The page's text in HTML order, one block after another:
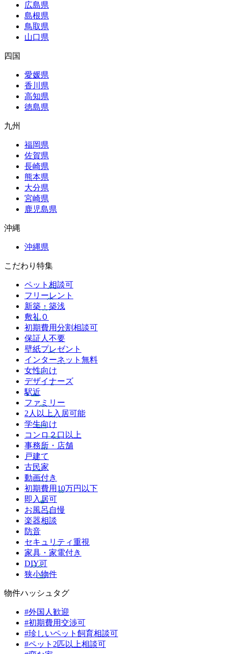
広島県
島根県
鳥取県
山口県
四国
愛媛県
香川県
高知県
徳島県
九州
福岡県
佐賀県
長崎県
熊本県
大分県
宮崎県
鹿児島県
沖縄
沖縄県
こだわり特集
ペット相談可
フリーレント
新築・築浅
敷礼０
初期費用分割相談可
保証人不要
壁紙プレゼント
インターネット無料
女性向け
デザイナーズ
駅近
ファミリー
2人以上入居可能
学生向け
コンロ２口以上
事務所・店舗
戸建て
古民家
動画付き
初期費用10万円以下
即入居可
お風呂自慢
楽器相談
防音
セキュリティ重視
家具・家電付き
DIY可
狭小物件
物件ハッシュタグ
#外国人歓迎
#初期費用交渉可
#珍しいペット飼育相談可
#ペット2匹以上相談可